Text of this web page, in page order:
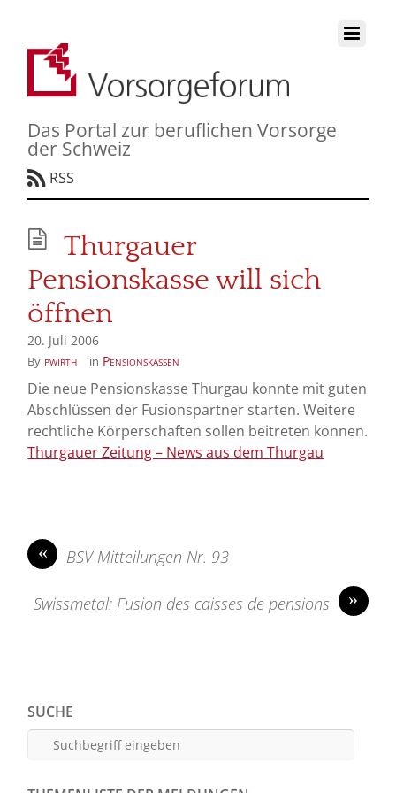
Das Portal zur beruflichen Vorsorge
der Schweiz
RSS
Thurgauer
Pensionskasse will sich
öffnen
20. Juli 2006
By pwirth in Pensionskassen
Die neue Pensionskasse Thurgau konnte mit guten
Abschlüssen der Fusionspartner starten. Weitere
rechtliche Körperschaften sollen beitreten können.
Thurgauer Zeitung – News aus dem Thurgau
« BSV Mitteilungen Nr. 93
»
Swissmetal: Fusion des caisses de pensions
SUCHE